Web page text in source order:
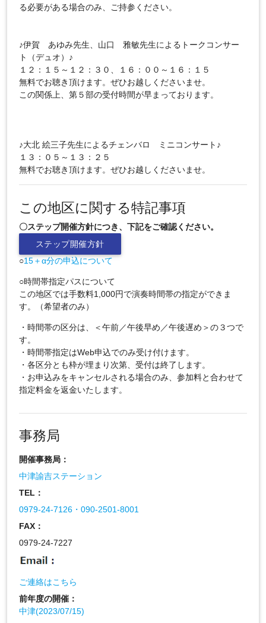
る必要がある場合のみ、ご持参ください。
♪伊賀 あゆみ先生、山口 雅敏先生によるトークコンサー
ト（デュオ）♪
１２：１５～１２：３０、１６：００～１６：１５
無料でお聴き頂けます。ぜひお越しくださいませ。
この関係上、第５部の受付時間が早まっております。
♪大北 絵三子先生によるチェンバロ ミニコンサート♪
１３：０５～１３：２５
無料でお聴き頂けます。ぜひお越しくださいませ。
この地区に関する特記事項
〇ステップ開催方針につき、下記をご確認ください。
ステップ開催方針
○15＋α分の申込について
○時間帯指定パスについて
この地区では手数料1,000円で演奏時間帯の指定ができま
す。（希望者のみ）
・時間帯の区分は、＜午前／午後早め／午後遅め＞の３つで
す。
・時間帯指定はWeb申込でのみ受け付けます。
・各区分とも枠が埋まり次第、受付は終了します。
・お申込みをキャンセルされる場合のみ、参加料と合わせて
指定料金を返金いたします。
事務局
開催事務局：
中津諭吉ステーション
TEL：
0979-24-7126・090-2501-8001
FAX：
0979-24-7227
ご連絡はこちら
前年度の開催：
中津(2023/07/15)